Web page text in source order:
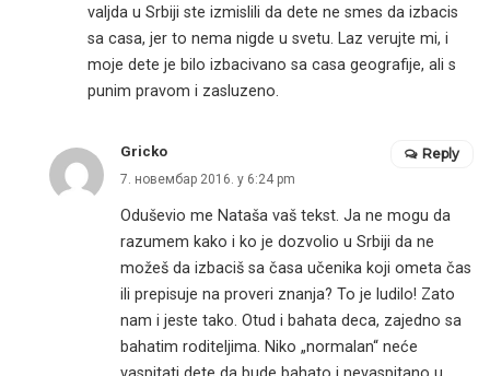
valjda u Srbiji ste izmislili da dete ne smes da izbacis
sa casa, jer to nema nigde u svetu. Laz verujte mi, i
moje dete je bilo izbacivano sa casa geografije, ali s
punim pravom i zasluzeno.
Gricko
7. новембар 2016. у 6:24 pm
Oduševio me Nataša vaš tekst. Ja ne mogu da
razumem kako i ko je dozvolio u Srbiji da ne
možeš da izbaciš sa časa učenika koji ometa čas
ili prepisuje na proveri znanja? To je ludilo! Zato
nam i jeste tako. Otud i bahata deca, zajedno sa
bahatim roditeljima. Niko „normalan“ neće
Reply